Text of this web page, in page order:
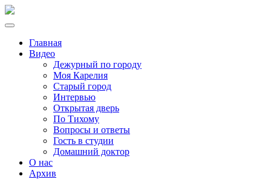
Главная
Видео
Дежурный по городу
Моя Карелия
Старый город
Интервью
Открытая дверь
По Тихому
Вопросы и ответы
Гость в студии
Домашний доктор
О нас
Архив